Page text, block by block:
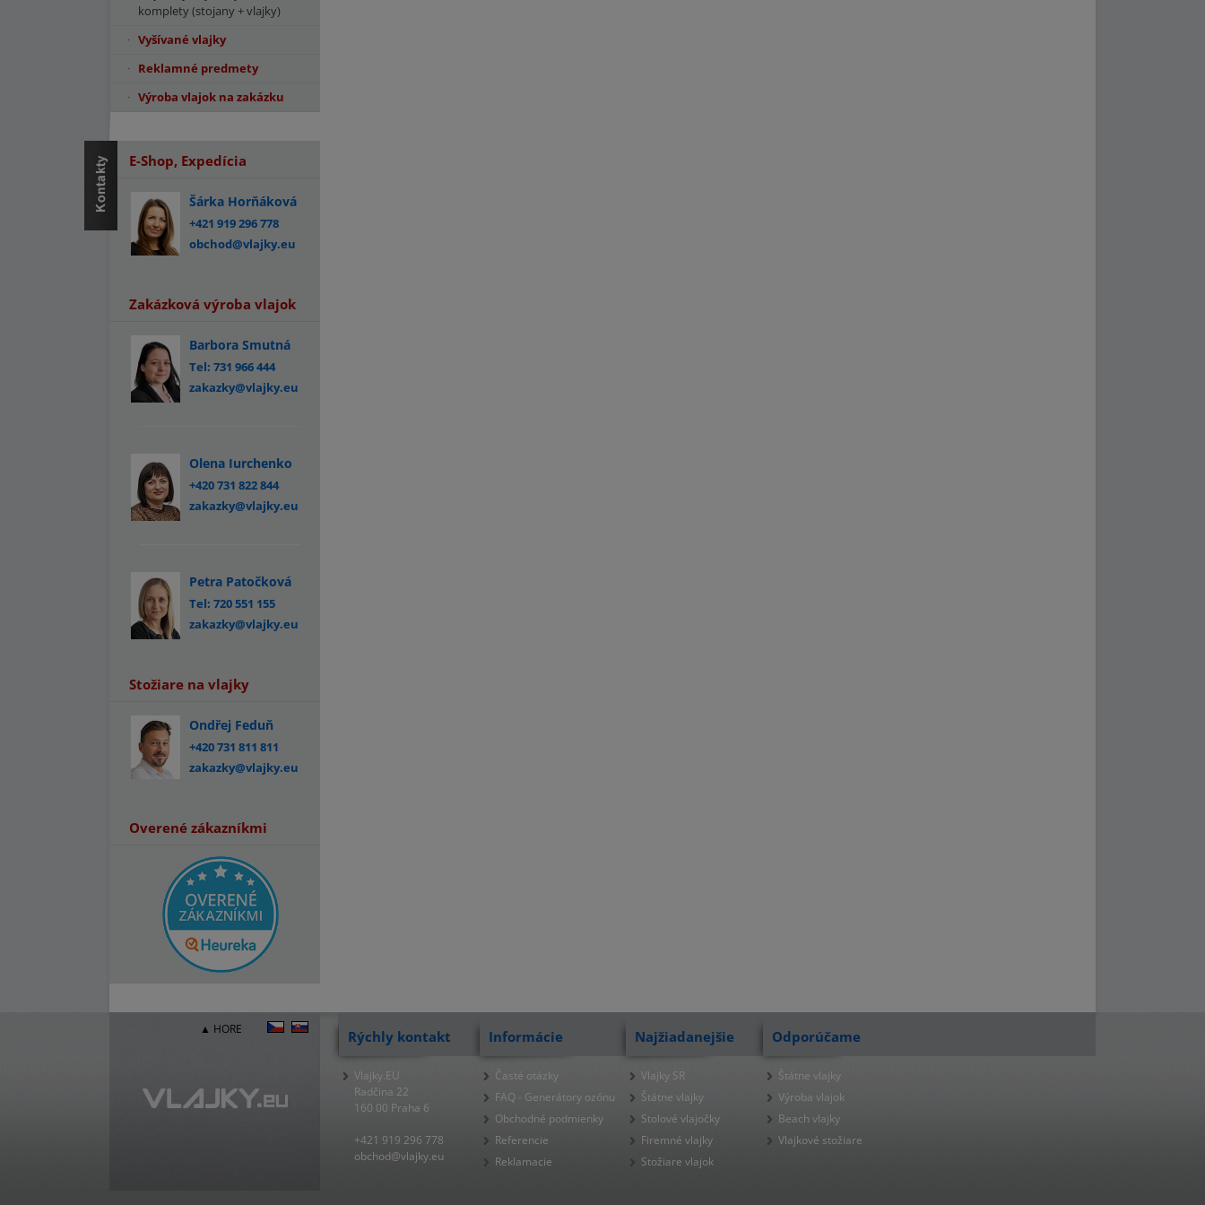
komplety (stojany + vlajky)
Vyšívané vlajky
Reklamné predmety
Výroba vlajok na zakázku
E-Shop, Expedícia
Šárka Horňáková
+421 919 296 778
obchod@vlajky.eu
Zakázková výroba vlajok
Barbora Smutná
Tel: 731 966 444
zakazky@vlajky.eu
Olena Iurchenko
+420 731 822 844
zakazky@vlajky.eu
Petra Patočková
Tel: 720 551 155
zakazky@vlajky.eu
Stožiare na vlajky
Ondřej Feduň
+420 731 811 811
zakazky@vlajky.eu
Overené zákazníkmi
▲ HORE Rýchly kontakt
Vlajky.EU
Radčina 22
160 00 Praha 6
+421 919 296 778
obchod@vlajky.eu
Informácie
Časté otázky
FAQ - Generátory ozónu
Obchodné podmienky
Referencie
Reklamacie
Najžiadanejšie
Vlajky SR
Štátne vlajky
Stolové vlajočky
Firemné vlajky
Stožiare vlajok
Odporúčame
Štátne vlajky
Výroba vlajok
Beach vlajky
Vlajkové stožiare